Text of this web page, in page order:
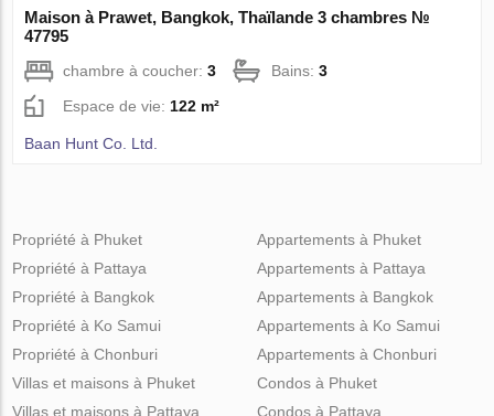
Maison à Prawet, Bangkok, Thaïlande 3 chambres №
47795
chambre à coucher:3 Bains:3
Espace de vie: 122 m²
Baan Hunt Co. Ltd.
Propriété à Phuket
Propriété à Pattaya
Propriété à Bangkok
Propriété à Ko Samui
Propriété à Chonburi
Appartements à Phuket
Appartements à Pattaya
Appartements à Bangkok
Appartements à Ko Samui
Appartements à Chonburi
Villas et maisons à Phuket
Villas et maisons à Pattaya
Condos à Phuket
Condos à Pattaya